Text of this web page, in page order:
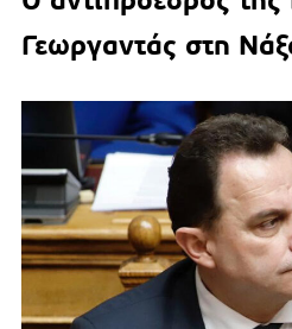
Γεωργαντάς στη